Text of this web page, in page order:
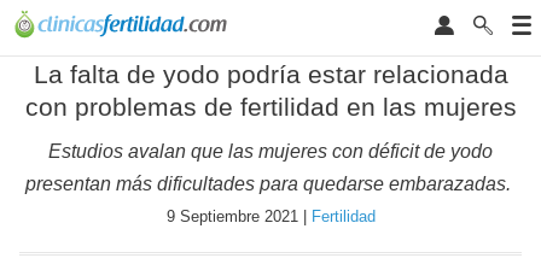
La falta de yodo podría estar relacionada
con problemas de fertilidad en las mujeres
Estudios avalan que las mujeres con déficit de yodo
presentan más dificultades para quedarse embarazadas.
9 Septiembre 2021 | Fertilidad